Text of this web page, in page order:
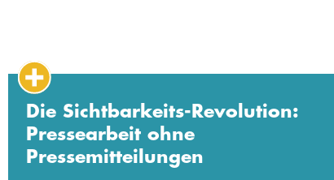
Die Sichtbarkeits-Revolution:
Pressearbeit ohne
Pressemitteilungen